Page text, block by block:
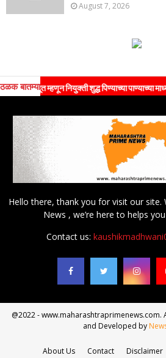
August 7, 2026
ठळक बातम्या
म्हणून नियुक्ती शुद्ध पिण्याच्या पाण्याच्या माध्यमातून
Hello there, thank you for visit our site.
News , we’re here to helps
Contact us:
@2022 - www.maharashtraprimenews.com.
and Developed by
About Us Contact Disclaimer